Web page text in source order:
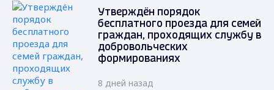
Утверждён порядок
бесплатного проезда для семей
граждан, проходящих службу в
добровольческих
формированиях
8 дней назад